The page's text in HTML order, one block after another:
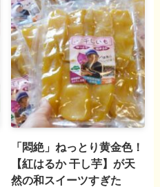
「悶絶」ねっとり黄金色！
【紅はるか 干し芋】が天
然の和スイーツすぎた